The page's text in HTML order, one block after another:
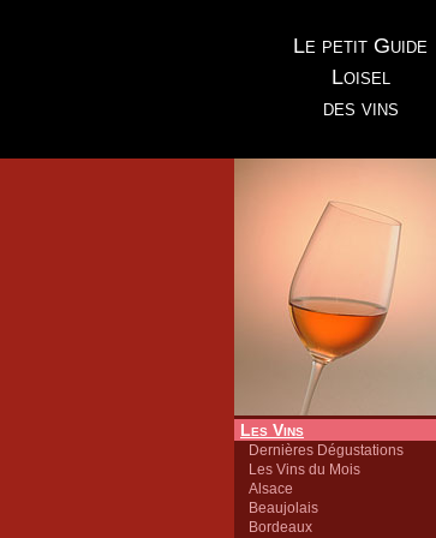
Le petit Guide
Loisel
des vins
Les Vins
Dernières Dégustations
Les Vins du Mois
Alsace
Beaujolais
Bordeaux